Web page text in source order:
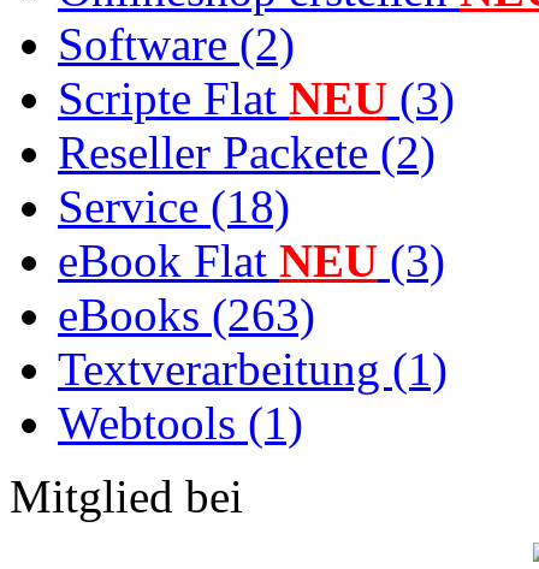
Software (2)
Scripte Flat NEU (3)
Reseller Packete (2)
Service (18)
eBook Flat NEU (3)
eBooks (263)
Textverarbeitung (1)
Webtools (1)
Mitglied bei